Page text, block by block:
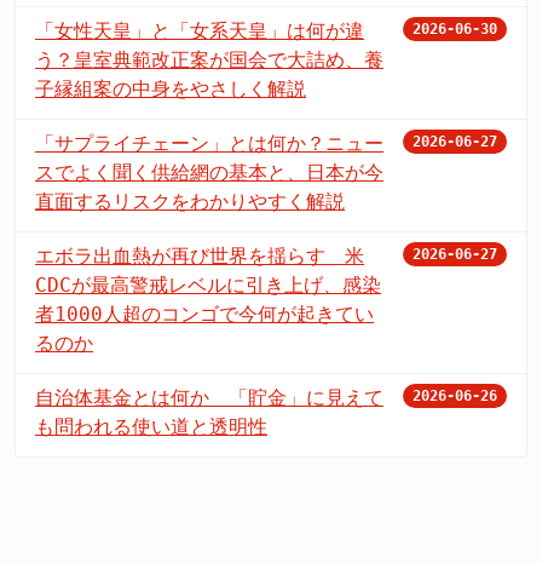
「女性天皇」と「女系天皇」は何が違
う？皇室典範改正案が国会で大詰め、養
子縁組案の中身をやさしく解説
2026-06-30
「サプライチェーン」とは何か？ニュー
スでよく聞く供給網の基本と、日本が今
直面するリスクをわかりやすく解説
2026-06-27
エボラ出血熱が再び世界を揺らす 米
CDCが最高警戒レベルに引き上げ、感染
者1000人超のコンゴで今何が起きてい
るのか
2026-06-27
自治体基金とは何か 「貯金」に見えて
も問われる使い道と透明性
2026-06-26